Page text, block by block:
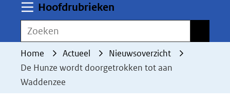
toegestaan
geweigerd.
Hoofdrubrieken
Zoeken
Home Actueel
Nieuwsoverzicht
De Hunze wordt doorgetrokken tot aan
Waddenzee